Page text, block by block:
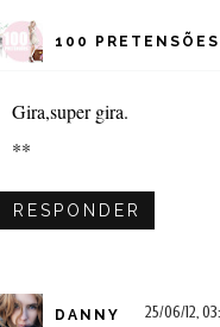
100 PRETENSÕES
Gira,super gira.
**
RESPONDER
DANNY 25/06/12,